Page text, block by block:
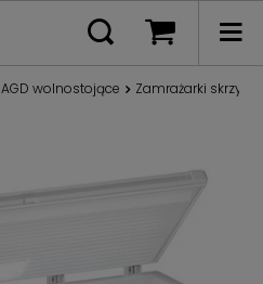
AGD wolnostojące Zamrażarki